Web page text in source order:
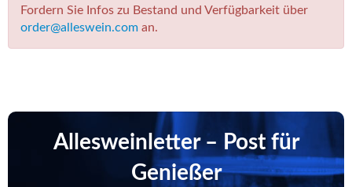
Fordern Sie Infos zu Bestand und Verfügbarkeit über
order@alleswein.com an.
Allesweinletter – Post für
Genießer